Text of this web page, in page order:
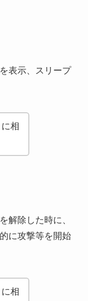
表示、スリープ
相
解除した時に、
に攻撃等を開始
に相